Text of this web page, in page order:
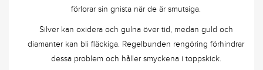
förlorar sin gnista när de är smutsiga.
Silver kan oxidera och gulna över tid, medan guld och
diamanter kan bli fläckiga. Regelbunden rengöring förhindrar
dessa problem och håller smyckena i toppskick.